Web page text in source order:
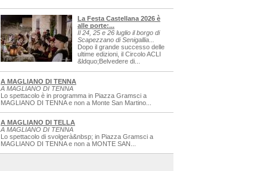
La Festa Castellana 2026 è
alle porte:...
Il 24, 25 e 26 luglio il borgo di
Scapezzano di Senigallia...
Dopo il grande successo delle
ultime edizioni, il Circolo ACLI
&ldquo;Belvedere di...
A MAGLIANO DI TENNA
A MAGLIANO DI TENNA
Lo spettacolo è in programma in Piazza Gramsci a
MAGLIANO DI TENNA e non a Monte San Martino...
A MAGLIANO DI TELLA
A MAGLIANO DI TENNA
Lo spettacolo di svolgerà&nbsp; in Piazza Gramsci a
MAGLIANO DI TENNA e non a MONTE SAN...